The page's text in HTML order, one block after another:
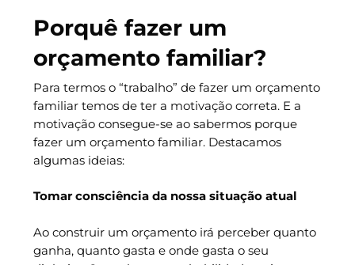
Porquê fazer um
orçamento familiar?
Para termos o “trabalho” de fazer um orçamento
familiar temos de ter a motivação correta. E a
motivação consegue-se ao sabermos porque
fazer um orçamento familiar. Destacamos
algumas ideias:
Tomar consciência da nossa situação atual
Ao construir um orçamento irá perceber quanto
ganha, quanto gasta e onde gasta o seu